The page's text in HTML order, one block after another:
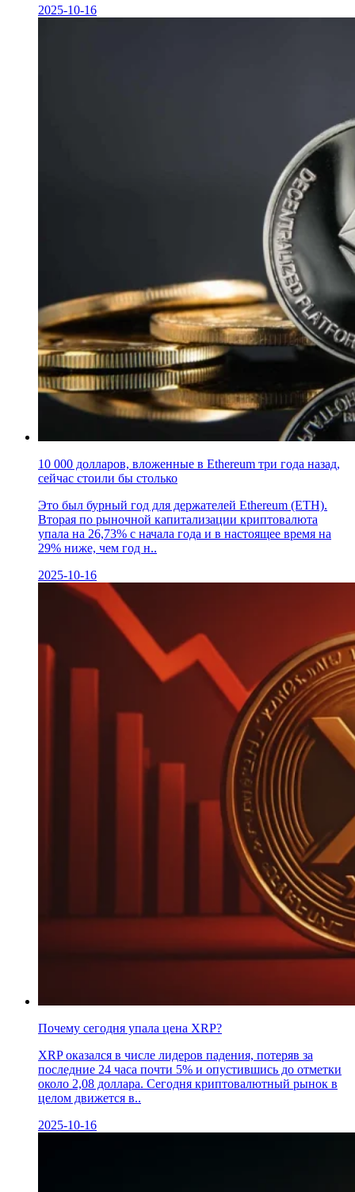
2025-10-16
10 000 долларов, вложенные в Ethereum три года назад,
сейчас стоили бы столько
Это был бурный год для держателей Ethereum (ETH).
Вторая по рыночной капитализации криптовалюта
упала на 26,73% с начала года и в настоящее время на
29% ниже, чем год н..
2025-10-16
Почему сегодня упала цена XRP?
XRP оказался в числе лидеров падения, потеряв за
последние 24 часа почти 5% и опустившись до отметки
около 2,08 доллара. Сегодня криптовалютный рынок в
целом движется в..
2025-10-16